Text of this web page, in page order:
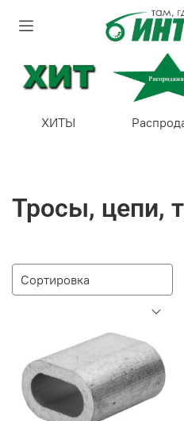
ХИТЫ
Тросы, цепи,